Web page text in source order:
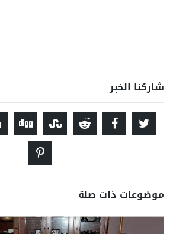
شاركنا الخبر
موضوعات ذات صلة